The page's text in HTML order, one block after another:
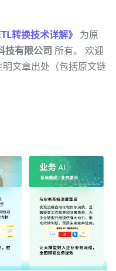
转换技术详解》 为原
技有限公司 所有。 欢迎
文章出处（包括原文链